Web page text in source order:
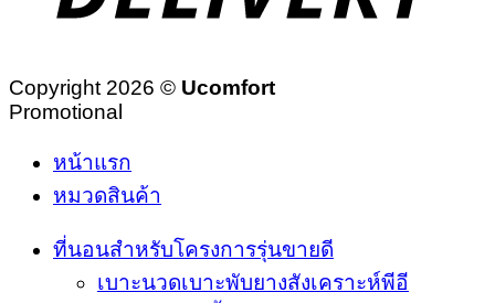
Copyright 2026 © Ucomfort
Promotional
หน้าแรก
หมวดสินค้า
ที่นอนสำหรับโครงการรุ่นขายดี
เบาะนวดเบาะพับยางสังเคราะห์พีอี